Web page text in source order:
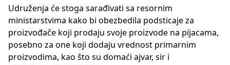
Udruženja će stoga sarađivati sa resornim
ministarstvima kako bi obezbedila podsticaje za
proizvođače koji prodaju svoje proizvode na pijacama,
posebno za one koji dodaju vrednost primarnim
proizvodima, kao što su domaći ajvar, sir i